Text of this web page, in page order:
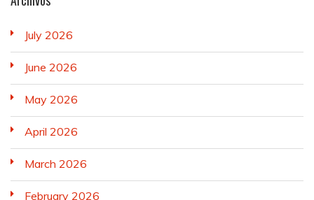
July 2026
June 2026
May 2026
April 2026
March 2026
February 2026